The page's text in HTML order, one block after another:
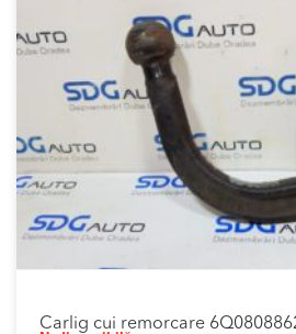
Carlig cui remorcare